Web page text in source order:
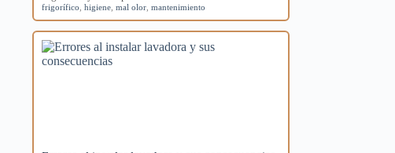
frigorífico ,higiene ,mal olor ,mantenimiento